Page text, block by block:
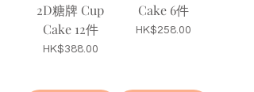
2D糖牌 Cup
Cake 12件
價格
HK$388.00
Cake 6件
價格
HK$258.00